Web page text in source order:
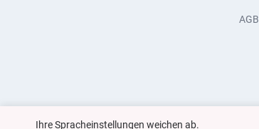
AGB
Ihre Spracheinstellungen weichen ab.